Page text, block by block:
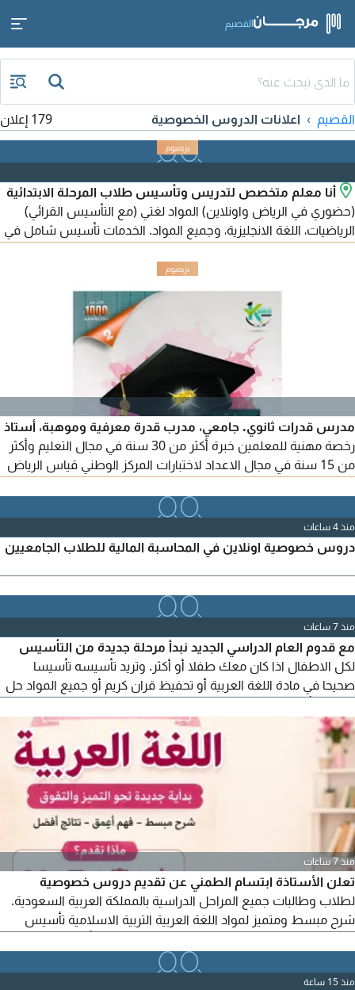
القصيم
القصيم اعلانات الدروس الخصوصية 179 إعلان
أنا معلم متخصص لتدريس وتأسيس طلاب المرحلة الابتدائية
(حضوري في الرياض واونلاين) المواد لغتي (مع التأسيس القرائي)
الرياضيات، اللغة الانجليزية، وجميع المواد. الخدمات تأسيس شامل في
القراءة والكتابة والحساب، متابعة الواجبات، والتهيئة للاختبارات.
الأسلوب شرح مبسط، متابعة دقيقة، وبناء أساس قوي للطالب
مدرس قدرات ثانوي. جامعي، مدرب قدرة معرفية وموهبة، أستاذ
رخصة مهنية للمعلمين خبرة أكثر من 30 سنة في مجال التعليم وأكثر
من 15 سنة في مجال الاعداد لاختبارات المركز الوطني قياس الرياض
وجميع مدن المملكة اونلاين جوال وواتساب (رقم الجوال يظهر في
الخانة المخصصة)
منذ 4 ساعات
دروس خصوصية اونلاين في المحاسبة المالية للطلاب الجامعيين
منذ 7 ساعات
مع قدوم العام الدراسي الجديد نبدأ مرحلة جديدة من التأسيس
لكل الاطفال اذا كان معك طفلا أو أكثر. وتريد تأسيسه تأسيسا
صحيحا في مادة اللغة العربية أو تحفيظ قران كريم أو جميع المواد حل
وبأسعار مخفضه وكل عام وأنتم بخير معا الحلم يكون حقيقة
منذ 7 ساعات
تعلن الأستاذة ابتسام الطمني عن تقديم دروس خصوصية
لطلاب وطالبات جميع المراحل الدراسية بالمملكة العربية السعودية.
شرح مبسط ومتميز لمواد اللغة العربية التربية الاسلامية تأسيس
ومبسط. التحضير للاختبارات ورفع المستوى الدراسي. الدروس
حضوريا أو اونلاين (حسب الاتفاق)
منذ 15 ساعة